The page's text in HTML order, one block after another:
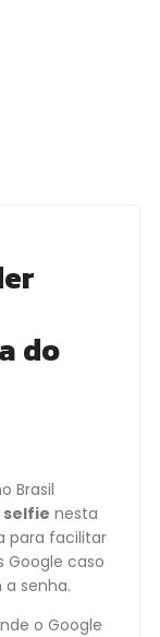
do
Brasil
nesta
para facilitar
Google caso
senha.
o Google